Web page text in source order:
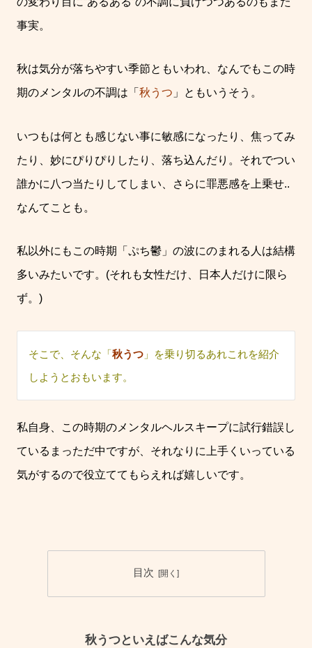
事実。
秋は気分が落ちやすい季節ともいわれ、なんでもこの時
期のメンタルの不調は「 秋うつ 」ともいうそう。
いつもは何とも感じない事に敏感になったり、焦ってみ
たり、妙にぴりぴりしたり、落ち込んだり。それでつい
誰かに八つ当たりしてしまい、さらに罪悪感を上乗せ..
なんてことも。
私以外にもこの時期「ぷち鬱」の波にのまれる人は結構
多いみたいです。(それも女性だけ、日本人だけに限ら
ず。)
そこで、そんな「秋うつ 」を乗り切るあれこれを紹介
しようとおもいます。
私自身、この時期のメンタルヘルスキープに試行錯誤し
ているまっただ中ですが、それなりに上手くいっている
気がするので役立ててもらえれば嬉しいです。
目次
秋うつといえばこんな気分